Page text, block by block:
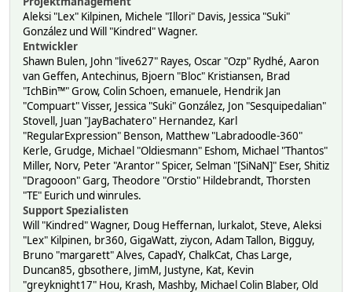
Aleksi "Lex" Kilpinen, Michele "Illori" Davis, Jessica "Suki"
González und Will "Kindred" Wagner.
Entwickler
Shawn Bulen, John "live627" Rayes, Oscar "Ozp" Rydhé, Aaron
van Geffen, Antechinus, Bjoern "Bloc" Kristiansen, Brad
"IchBin™" Grow, Colin Schoen, emanuele, Hendrik Jan
"Compuart" Visser, Jessica "Suki" González, Jon "Sesquipedalian"
Stovell, Juan "JayBachatero" Hernandez, Karl
"RegularExpression" Benson, Matthew "Labradoodle-360"
Kerle, Grudge, Michael "Oldiesmann" Eshom, Michael "Thantos"
Miller, Norv, Peter "Arantor" Spicer, Selman "[SiNaN]" Eser, Shitiz
"Dragooon" Garg, Theodore "Orstio" Hildebrandt, Thorsten
"TE" Eurich und winrules.
Support Spezialisten
Will "Kindred" Wagner, Doug Heffernan, lurkalot, Steve, Aleksi
"Lex" Kilpinen, br360, GigaWatt, ziycon, Adam Tallon, Bigguy,
Bruno "margarett" Alves, CapadY, ChalkCat, Chas Large,
Duncan85, gbsothere, JimM, Justyne, Kat, Kevin
"greyknight17" Hou, Krash, Mashby, Michael Colin Blaber, Old